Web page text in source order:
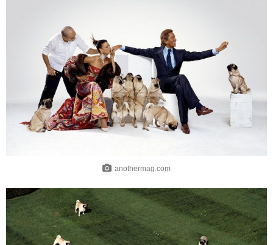
anothermag.com